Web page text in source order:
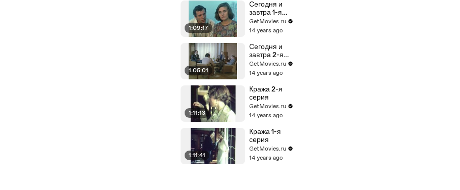
1:09:17
Сегодня и
завтра 1-я
серия
GetMovies.ru
14 years ago
1:05:01
Сегодня и
завтра 2-я
серия
GetMovies.ru
14 years ago
1:11:13
Кража 2-я
серия
GetMovies.ru
14 years ago
1:11:41
Кража 1-я
серия
GetMovies.ru
14 years ago